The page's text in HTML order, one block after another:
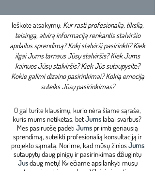
Ieškote atsakymų: Kur rasti profesionalią, tikslią,
teisingą, atvirą informaciją renkantis stalviršio
apdailos sprendimą? Kokį stalviršį pasirinkti? Kiek
ilgai Jums tarnaus Jūsų stalviršis? Kiek Jums
kainuos Jūsų stalviršis? Kiek Jūs sutaupysite?
Kokie galimi dizaino pasirinkimai? Kokią emociją
suteiks Jūsų pasirinkimas?
​O gal turite klausimų, kurio nėra šiame sąraše,
kuris mums netikėtas, betJumslabai svarbus? ​
Mes pasiruošę padėti Jums priimti geriausią
sprendimą, suteikti profesionalią konsultaciją ir
projekto sąmatą. ​Norime, kad mūsų žiniosJums
sutaupytų daug pinigų ir pasirinkimas džiugintų
Jusdaug metų! Kviečiame apsilankyti mūsų